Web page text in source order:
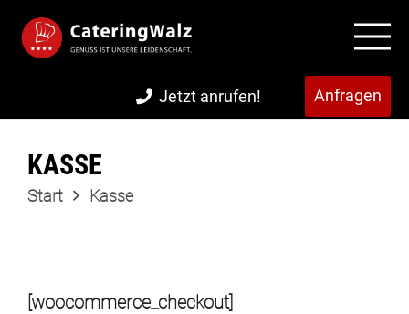
Jetzt anrufen! Anfragen
KASSE
Start Kasse
[woocommerce_checkout]